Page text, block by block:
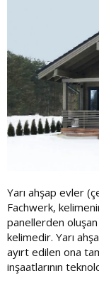
Yarı ahşap evler
Fachwerk,
panellerden oluşan
kelimedir. Yarı
ayırt edilen ona
inşaatlarının